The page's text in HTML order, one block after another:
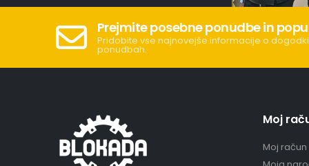
Prejmite posebne ponudbe in
Pridobite vse najnovejše informacije o
ponudbah.
Moj
Moj račun